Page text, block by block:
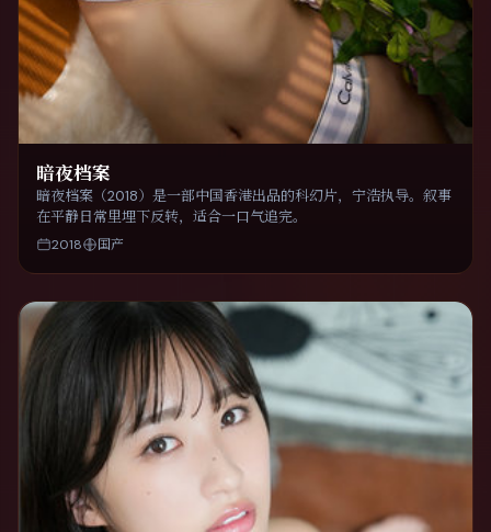
暗夜档案
暗夜档案（2018）是一部中国香港出品的科幻片，宁浩执导。叙事
在平静日常里埋下反转，适合一口气追完。
2018 国产